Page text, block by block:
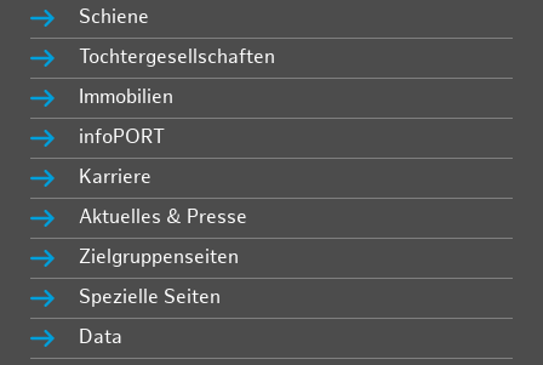
Schiene
Tochtergesellschaften
Immobilien
infoPORT
Karriere
Aktuelles & Presse
Zielgruppenseiten
Spezielle Seiten
Data